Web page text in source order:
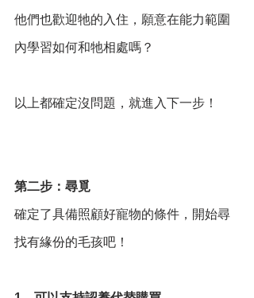
他們也歡迎牠的入住，願意在能力範圍
內學習如何和牠相處嗎？
以上都確定沒問題，就進入下一步！
第二步：尋覓
確定了具備照顧好寵物的條件，開始尋
找有緣份的毛孩吧！